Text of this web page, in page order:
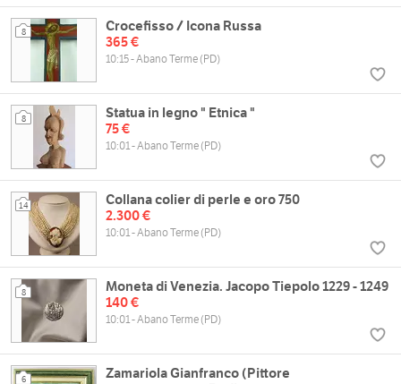
8
Crocefisso / Icona Russa
365 €
10:15 - Abano Terme (PD)
8
Statua in legno " Etnica "
75 €
10:01 - Abano Terme (PD)
14
Collana colier di perle e oro 750
2.300 €
10:01 - Abano Terme (PD)
8
Moneta di Venezia. Jacopo Tiepolo 1229 - 1249
140 €
10:01 - Abano Terme (PD)
6
Zamariola Gianfranco (Pittore